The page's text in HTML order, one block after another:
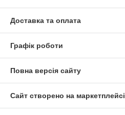
Доставка та оплата
Графік роботи
Повна версія сайту
Сайт створено на маркетплейсі